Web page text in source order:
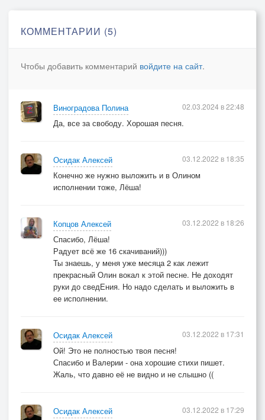
собрав звёзд ледяных цветы
над землёй наши тени кружат
пр.
в небо вы навсегда влюблены
и как ветер свободные...
нужно)
бридж (если нужно...)
отражалось небо в зеркалах речных
капли звоном ласковым своим
подпевали сизарям седым
КОММЕНТАРИИ (5)
Чтобы добавить комментарий войдите на сайт.
Виноградова Полина
Да, все за свободу. Хорошая песня.
02.03.2024 в 22:48
Осидак Алексей
Конечно же нужно выложить и в Олином
исполнении тоже, Лёша!
03.12.2022 в 18:35
Копцов Алексей
Спасибо, Лёша!
Радует всё же 16 скачиваний)))
Ты знаешь, у меня уже месяца 2 как лежит
прекрасный Олин вокал к этой песне. Не доходят
руки до сведЕния. Но надо сделать и выложить в
ее исполнении.
03.12.2022 в 18:26
Осидак Алексей
Ой! Это не полностью твоя песня!
Спасибо и Валерии - она хорошие стихи пишет.
Жаль, что давно её не видно и не слышно ((
03.12.2022 в 17:31
Осидак Алексей
03.12.2022 в 17:29